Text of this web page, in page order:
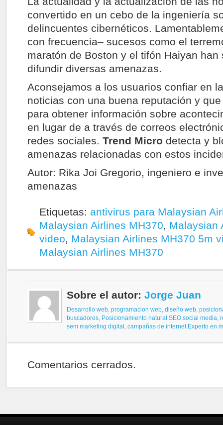
convertido en un cebo de la ingeniería
delincuentes cibernéticos.
con frecuencia– sucesos como el
maratón de Boston y el tifón Haiyan han
difundir diversas amenazas.
Aconsejamos a los usuarios confiar en
noticias con una buena reputación y
para obtener información sobre
en lugar de a través de correos
redes sociales. Trend Micro detecta y
amenazas relacionadas con estos
Autor: Rika Joi Gregorio, ingeniero e
amenazas
Etiquetas: antivirus para Malaysian
Malaysian Airlines MH370, Malaysian
video, Malaysian Airlines MH370 5m
Malaysian Airlines MH370
Sobre el autor: Jorge Juan
Desarrollo web, programacion web, diseño web,
buscadores, Posicionamiento natural SEO social media,
sem marketing digital, campañas de internet.Experto en
Comentarios cerrados.